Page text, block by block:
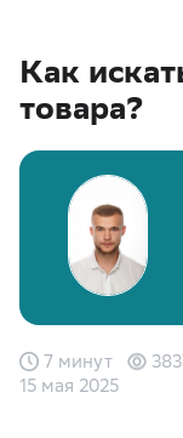
Как
товара?
15 мая 2025
7 минут